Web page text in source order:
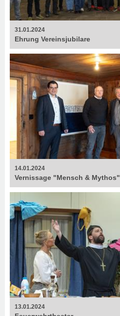
31.01.2024
Ehrung Vereinsjubilare
14.01.2024
Vernissage "Mensch & Mythos"
13.01.2024